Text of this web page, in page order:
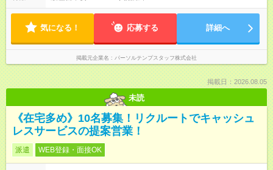
気になる！ 応募する 詳細へ
掲載元企業名 パーソルテンプスタッフ株式会社
掲載日：2026.08.05
未読
《在宅多め》10名募集！リクルートでキャッシュ
レスサービスの提案営業！
派遣 WEB登録・面接OK